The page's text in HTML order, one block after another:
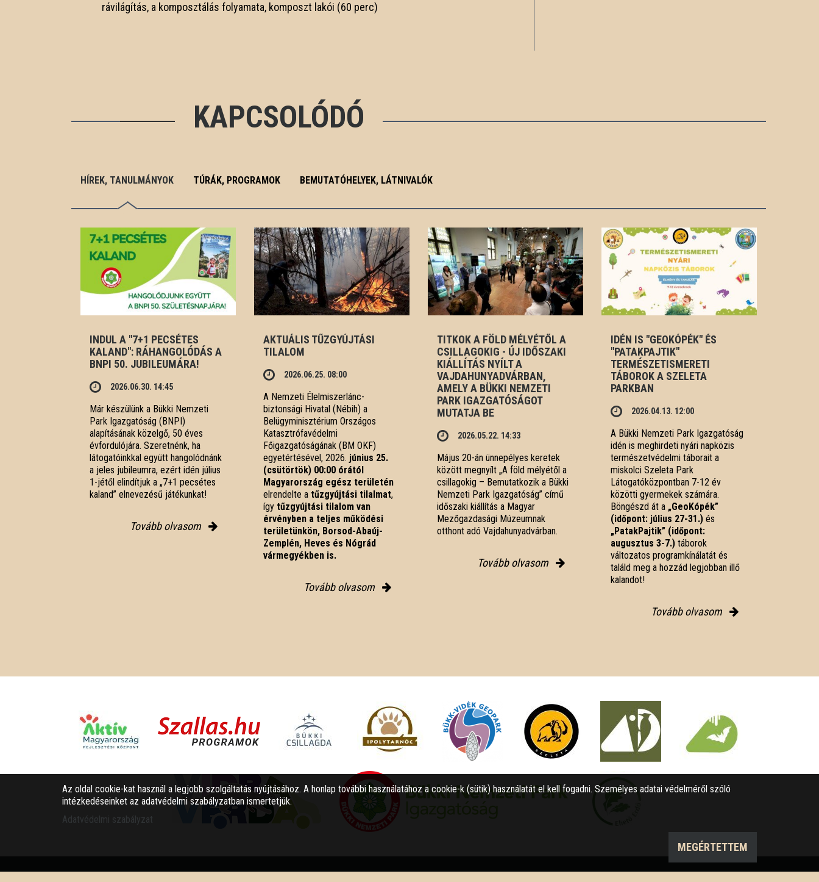
rávilágítás, a komposztálás folyamata, komposzt lakói (60 perc)
KAPCSOLÓDÓ
HÍREK, TANULMÁNYOK TÚRÁK, PROGRAMOK BEMUTATÓHELYEK, LÁTNIVALÓK
INDUL A "7+1 PECSÉTES
KALAND": RÁHANGOLÓDÁS A
BNPI 50. JUBILEUMÁRA!
2026.06.30. 14:45
Már készülünk a Bükki Nemzeti
Park Igazgatóság (BNPI)
alapításának közelgő, 50 éves
évfordulójára. Szeretnénk, ha
látogatóinkkal együtt hangolódnánk
a jeles jubileumra, ezért idén július
1-jétől elindítjuk a „7+1 pecsétes
kaland” elnevezésű játékunkat!
Tovább olvasom
AKTUÁLIS TŰZGYÚJTÁSI
TILALOM
2026.06.25. 08:00
A Nemzeti Élelmiszerlánc-
biztonsági Hivatal (Nébih) a
Belügyminisztérium Országos
Katasztrófavédelmi
Főigazgatóságának (BM OKF)
egyetértésével, 2026. június 25.
(csütörtök) 00:00 órától
Magyarország egész területén
elrendelte a tűzgyújtási tilalmat,
így tűzgyújtási tilalom van
érvényben a teljes működési
területünkön, Borsod-Abaúj-
Zemplén, Heves és Nógrád
vármegyékben is.
Tovább olvasom
TITKOK A FÖLD MÉLYÉTŐL A
CSILLAGOKIG - ÚJ IDŐSZAKI
KIÁLLÍTÁS NYÍLT A
VAJDAHUNYADVÁRBAN,
AMELY A BÜKKI NEMZETI
PARK IGAZGATÓSÁGOT
MUTATJA BE
2026.05.22. 14:33
Május 20-án ünnepélyes keretek
között megnyílt „A föld mélyétől a
csillagokig – Bemutatkozik a Bükki
Nemzeti Park Igazgatóság” című
időszaki kiállítás a Magyar
Mezőgazdasági Múzeumnak
otthont adó Vajdahunyadvárban.
Tovább olvasom
IDÉN IS "GEOKÓPÉK" ÉS
"PATAKPAJTIK"
TERMÉSZETISMERETI
TÁBOROK A SZELETA
PARKBAN
2026.04.13. 12:00
A Bükki Nemzeti Park Igazgatóság
idén is meghirdeti nyári napközis
természetvédelmi táborait a
miskolci Szeleta Park
Látogatóközpontban 7-12 év
közötti gyermekek számára.
Böngészd át a „GeoKópék”
(időpont: július 27-31.) és
„PatakPajtik” (időpont:
augusztus 3-7.) táborok
változatos programkínálatát és
találd meg a hozzád legjobban illő
kalandot!
Tovább olvasom
Az oldal cookie-kat használ a legjobb szolgáltatás nyújtásához. A honlap további használatához a cookie-k (sütik) használatát el kell fogadni. Személyes adatai védelméről szóló
intézkedéseinket az adatvédelmi szabályzatban ismertetjük.
Adatvédelmi szabályzat
MEGÉRTETTEM